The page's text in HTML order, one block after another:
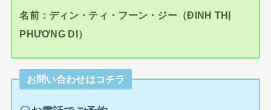
名前：ディン・ティ・フーン・ジー（ĐINH THỊ
PHƯƠNG DI）
お問い合わせはコチラ